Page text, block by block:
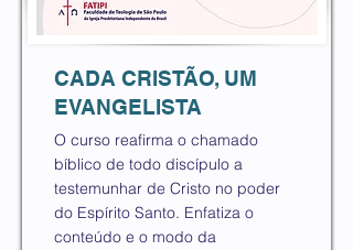
CADA CRISTÃO, UM
EVANGELISTA
O curso reafirma o chamado
bíblico de todo discípulo a
testemunhar de Cristo no poder
do Espírito Santo. Enfatiza o
conteúdo e o modo da